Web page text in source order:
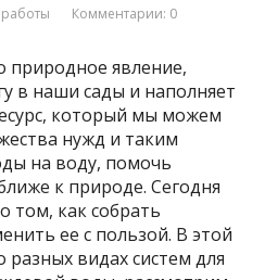
Комментарии: 0
явление,
в наши сады и наполняет
который мы можем
нужд и таким
на воду, помочь
к природе. Сегодня
том, как собрать
ее с пользой. В этой
видах систем для